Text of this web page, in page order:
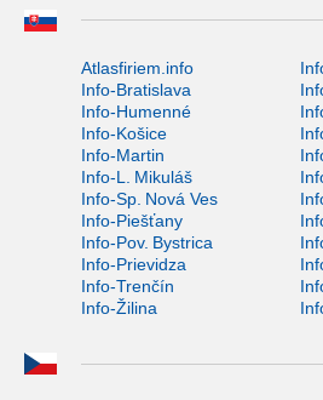
Atlasfiriem.info
Info-Bratislava
Info-Humenné
Info-Košice
Info-Martin
Info-L. Mikuláš
Info-Sp. Nová Ves
Info-Piešťany
Info-Pov. Bystrica
Info-Prievidza
Info-Trenčín
Info-Žilina